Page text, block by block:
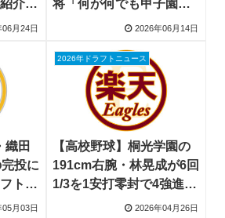
介、
杜和
月24日
将「何が何でも甲子園に
戻りたい」、夏の神奈川
と激突か
2026年06月14日
織田
投に
トバ
園の
月03日
2026年ドラフトニュース
【高校野球】桐光学園の
191cm右腕・林晃成が6回
1/3を1安打零封で4強進
出、楽天・DeNAが視察
2026年04月26日